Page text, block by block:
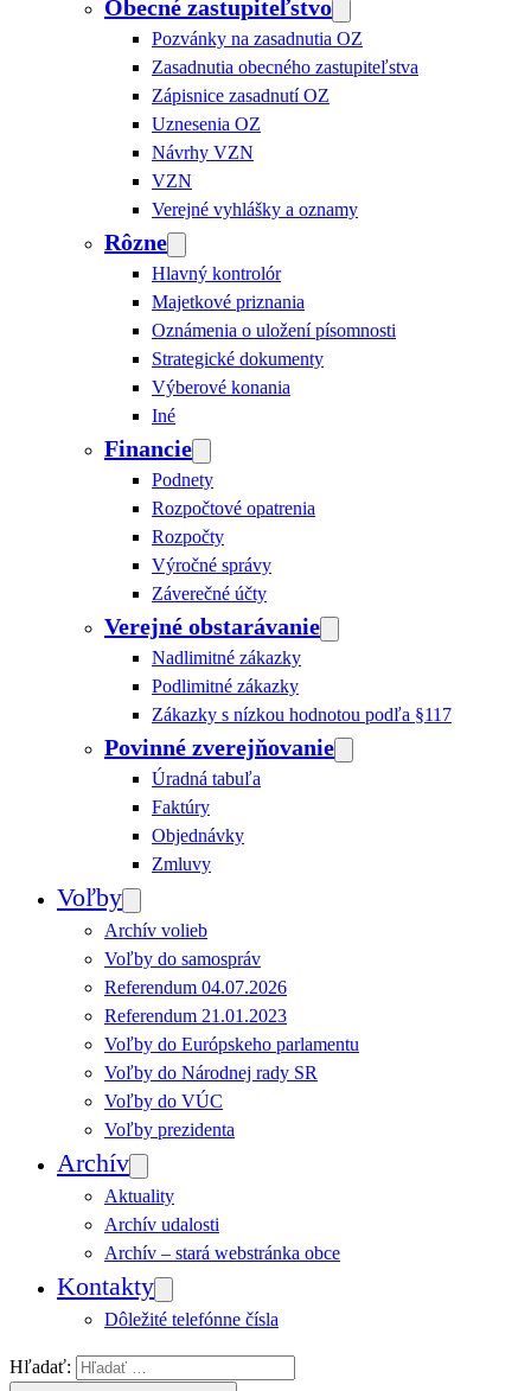
Obecné zastupiteľstvo
Pozvánky na zasadnutia OZ
Zasadnutia obecného zastupiteľstva
Zápisnice zasadnutí OZ
Uznesenia OZ
Návrhy VZN
VZN
Verejné vyhlášky a oznamy
Rôzne
Hlavný kontrolór
Majetkové priznania
Oznámenia o uložení písomnosti
Strategické dokumenty
Výberové konania
Iné
Financie
Podnety
Rozpočtové opatrenia
Rozpočty
Výročné správy
Záverečné účty
Verejné obstarávanie
Nadlimitné zákazky
Podlimitné zákazky
Zákazky s nízkou hodnotou podľa §117
Povinné zverejňovanie
Úradná tabuľa
Faktúry
Objednávky
Zmluvy
Voľby
Archív volieb
Voľby do samospráv
Referendum 04.07.2026
Referendum 21.01.2023
Voľby do Európskeho parlamentu
Voľby do Národnej rady SR
Voľby do VÚC
Voľby prezidenta
Archív
Aktuality
Archív udalosti
Archív – stará webstránka obce
Kontakty
Dôležité telefónne čísla
Hľadať: